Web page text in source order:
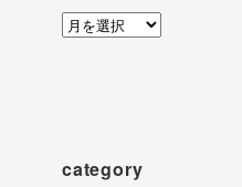
ア
category